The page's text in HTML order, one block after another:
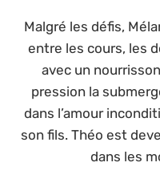
Malgré les défis,
entre les cours, les
avec un
pression la
dans l’amour
son fils. Théo est
dans les